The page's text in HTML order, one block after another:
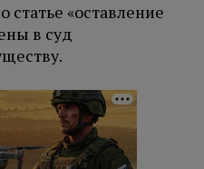
«оставление
в суд